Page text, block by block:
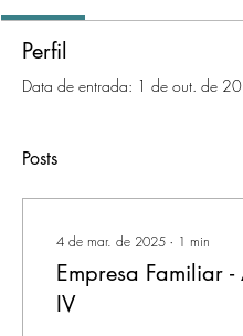
Perfil
Data de entrada: 1 de out. de
Posts
4 de mar. de 2025 ∙ 1 min
Empresa Familiar -
IV